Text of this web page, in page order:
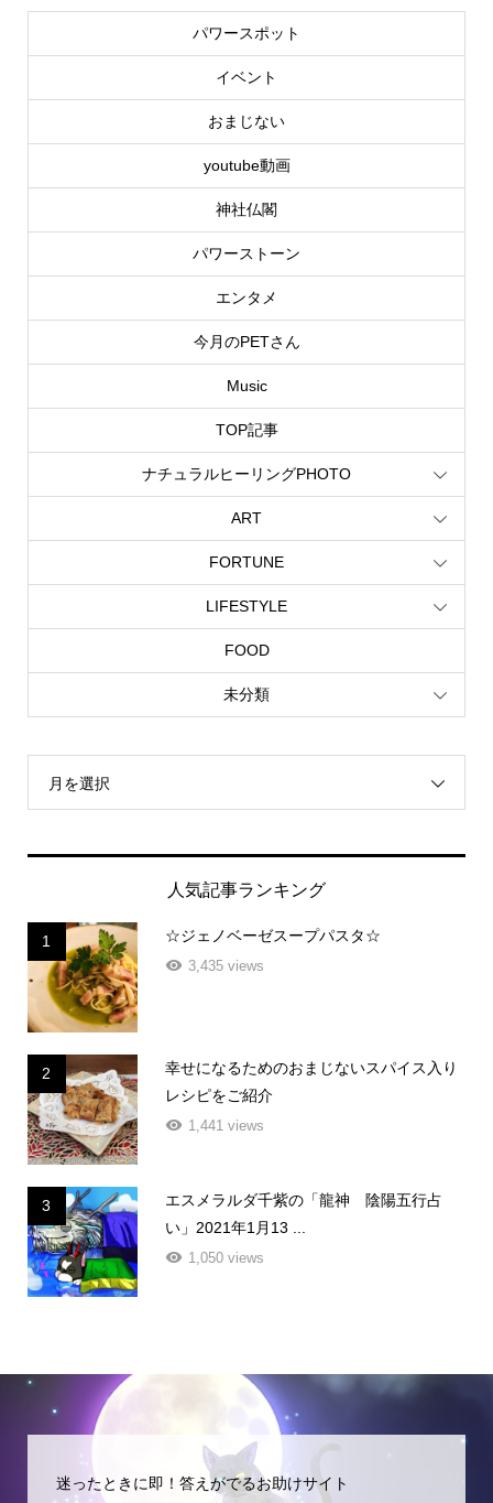
パワースポット
イベント
おまじない
youtube動画
神社仏閣
パワーストーン
エンタメ
今月のPETさん
Music
TOP記事
ナチュラルヒーリングPHOTO
ART
FORTUNE
LIFESTYLE
FOOD
未分類
月を選択
人気記事ランキング
1 ☆ジェノベーゼスープパスタ☆
3,435 views
2
幸せになるためのおまじないスパイス入り
レシピをご紹介
1,441 views
3
エスメラルダ千紫の「龍神 陰陽五行占
い」2021年1月13 ...
1,050 views
迷ったときに即！答えがでるお助けサイト